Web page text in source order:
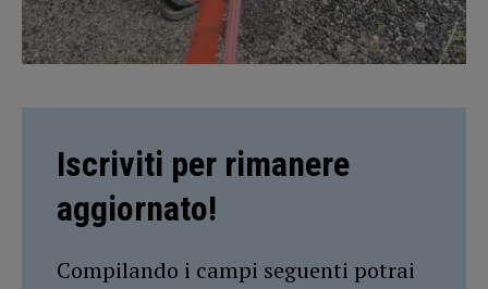
Iscriviti per rimanere
aggiornato!
Compilando i campi seguenti potrai